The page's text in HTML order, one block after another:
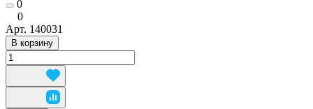
0
0
Арт. 140031
В корзину